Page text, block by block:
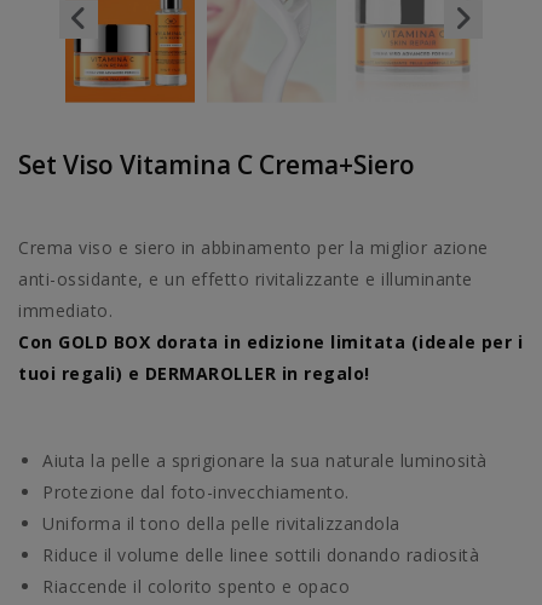
Set Viso Vitamina C Crema+siero
Crema viso e siero in abbinamento per la miglior azione
anti-ossidante, e un effetto rivitalizzante e illuminante
immediato.
Con GOLD BOX dorata in edizione limitata (ideale per i
tuoi regali) e DERMAROLLER in regalo!
Aiuta la pelle a sprigionare la sua naturale luminosità
Protezione dal foto-invecchiamento.
Uniforma il tono della pelle rivitalizzandola
Riduce il volume delle linee sottili donando radiosità
Riaccende il colorito spento e opaco